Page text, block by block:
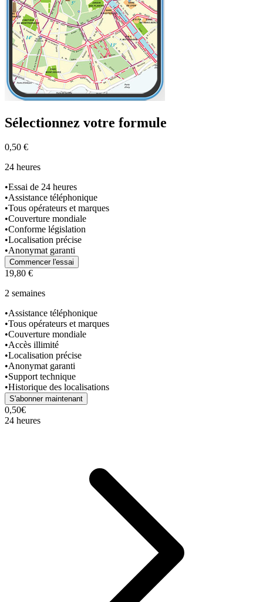
Sélectionnez votre formule
0,50 €
24 heures
•Essai de 24 heures
•Assistance téléphonique
•Tous opérateurs et marques
•Couverture mondiale
•Conforme législation
•Localisation précise
•Anonymat garanti
Commencer l'essai
19,80 €
2 semaines
•Assistance téléphonique
•Tous opérateurs et marques
•Couverture mondiale
•Accès illimité
•Localisation précise
•Anonymat garanti
•Support technique
•Historique des localisations
S'abonner maintenant
0,50€
24 heures